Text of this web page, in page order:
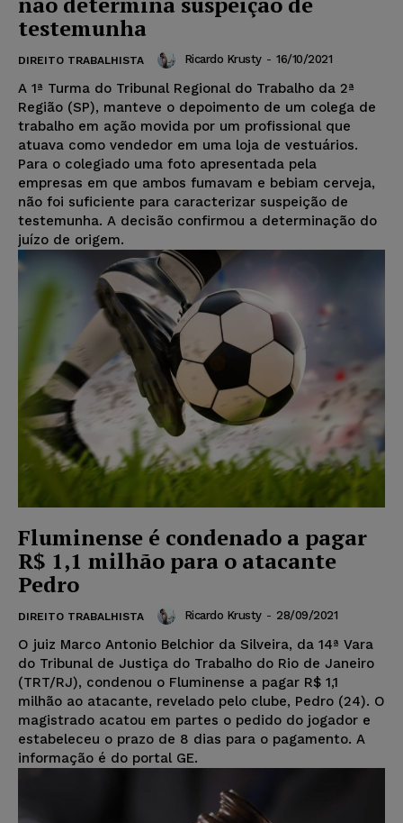
testemunha
DIREITO TRABALHISTA Ricardo Krusty - 16/10/2021
A 1ª Turma do Tribunal Regional do Trabalho da 2ª
Região (SP), manteve o depoimento de um colega de
trabalho em ação movida por um profissional que
atuava como vendedor em uma loja de vestuários.
Para o colegiado uma foto apresentada pela
empresas em que ambos fumavam e bebiam cerveja,
não foi suficiente para caracterizar suspeição de
testemunha. A decisão confirmou a determinação do
juízo de origem.
Fluminense é condenado a pagar
R$ 1,1 milhão para o atacante
Pedro
DIREITO TRABALHISTA Ricardo Krusty - 28/09/2021
O juiz Marco Antonio Belchior da Silveira, da 14ª Vara
do Tribunal de Justiça do Trabalho do Rio de Janeiro
(TRT/RJ), condenou o Fluminense a pagar R$ 1,1
milhão ao atacante, revelado pelo clube, Pedro (24). O
magistrado acatou em partes o pedido do jogador e
estabeleceu o prazo de 8 dias para o pagamento. A
informação é do portal GE.